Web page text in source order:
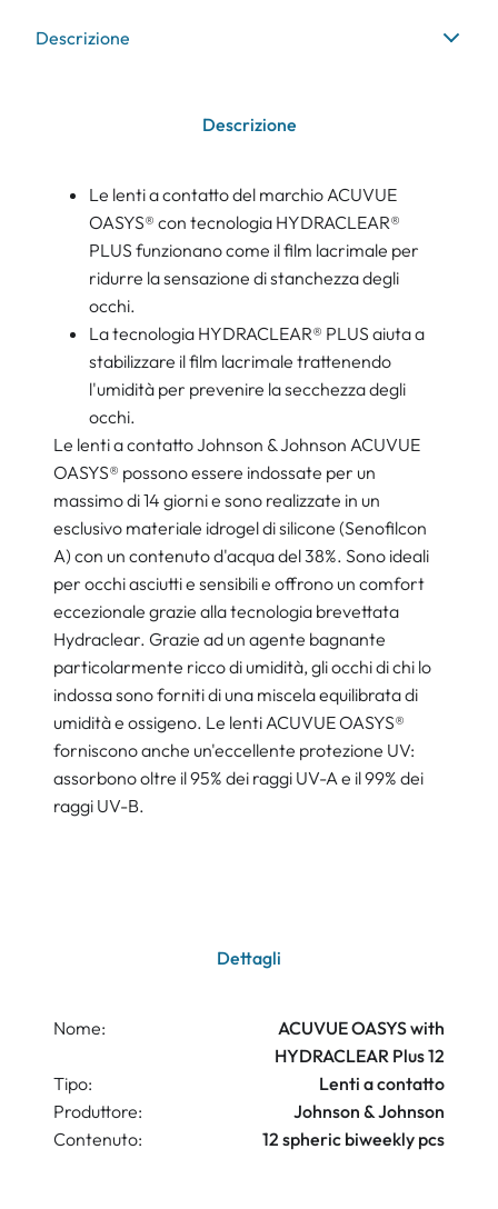
Descrizione
Descrizione
Le lenti a contatto del marchio ACUVUE
OASYS® con tecnologia HYDRACLEAR®
PLUS funzionano come il film lacrimale per
ridurre la sensazione di stanchezza degli
occhi.
La tecnologia HYDRACLEAR® PLUS aiuta a
stabilizzare il film lacrimale trattenendo
l'umidità per prevenire la secchezza degli
occhi.
Le lenti a contatto Johnson & Johnson ACUVUE
OASYS® possono essere indossate per un
massimo di 14 giorni e sono realizzate in un
esclusivo materiale idrogel di silicone (Senofilcon
A) con un contenuto d'acqua del 38%. Sono ideali
per occhi asciutti e sensibili e offrono un comfort
eccezionale grazie alla tecnologia brevettata
Hydraclear. Grazie ad un agente bagnante
particolarmente ricco di umidità, gli occhi di chi lo
indossa sono forniti di una miscela equilibrata di
umidità e ossigeno. Le lenti ACUVUE OASYS®
forniscono anche un'eccellente protezione UV:
assorbono oltre il 95% dei raggi UV-A e il 99% dei
raggi UV-B.
Dettagli
Nome:
ACUVUE OASYS with
HYDRACLEAR Plus 12
Tipo:
Lenti a contatto
Produttore:
Johnson & Johnson
Contenuto:
12 spheric biweekly pcs